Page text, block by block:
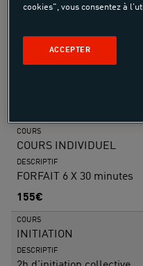
COURS
COURS INDIVIDUEL
DESCRIPTIF
FORFAIT 6 X 30 minutes
155€
COURS
INITIATION
DESCRIPTIF
cookies", vous consentez à
ACCEPTER